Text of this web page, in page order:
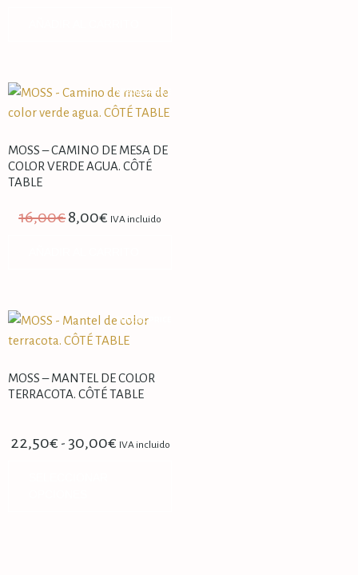
SPECIAL PRICE
MOSS – CAMINO DE MESA DE
COLOR VERDE AGUA. CÔTÉ
TABLE
16,00€8,00€ IVA incluido
SPECIAL PRICE
MOSS – MANTEL DE COLOR
TERRACOTA. CÔTÉ TABLE
22,50€ - 30,00€ IVA incluido